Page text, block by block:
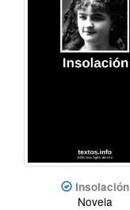
Insolación
Novela